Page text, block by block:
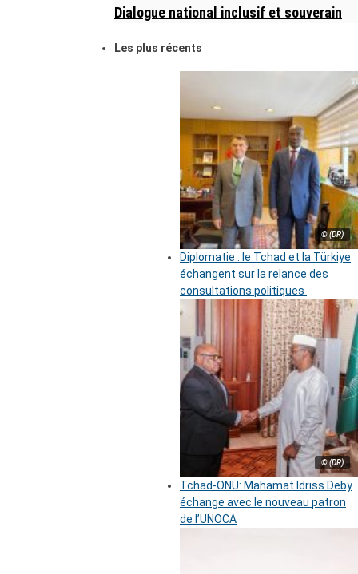
Dialogue national inclusif et souverain
Les plus récents
© (DR)
Diplomatie : le Tchad et la Türkiye
échangent sur la relance des
consultations politiques
© (DR)
Tchad-ONU: Mahamat Idriss Deby
échange avec le nouveau patron
de l’UNOCA